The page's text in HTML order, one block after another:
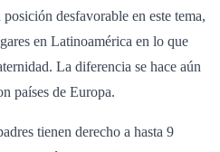
desfavorable en este tema,
en Latinoamérica en lo que
La diferencia se hace aún
países de Europa.
tienen derecho a hasta 9